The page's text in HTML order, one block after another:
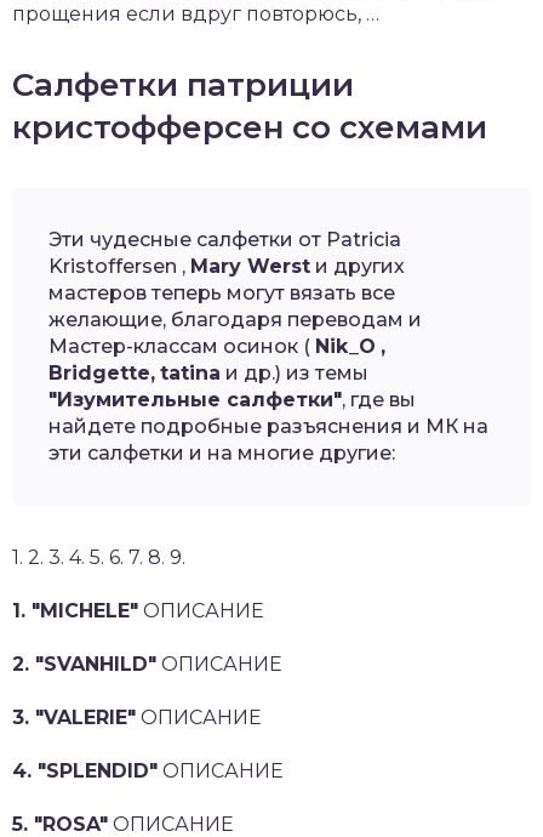
прощения если вдруг повторюсь, …
Салфетки патриции
кристофферсен со схемами
Эти чудесные салфетки от Patricia
Kristoffersen , Mary Werst и других
мастеров теперь могут вязать все
желающие, благодаря переводам и
Мастер-классам осинок ( Nik_O ,
Bridgette, tatina и др.) из темы
"Изумительные салфетки", где вы
найдете подробные разъяснения и МК на
эти салфетки и на многие другие:
1. 2. 3. 4. 5. 6. 7. 8. 9.
1. "MICHELE" ОПИСАНИЕ
2. "SVANHILD" ОПИСАНИЕ
3. "VALERIE" ОПИСАНИЕ
4. "SPLENDID" ОПИСАНИЕ
5. "ROSA" ОПИСАНИЕ